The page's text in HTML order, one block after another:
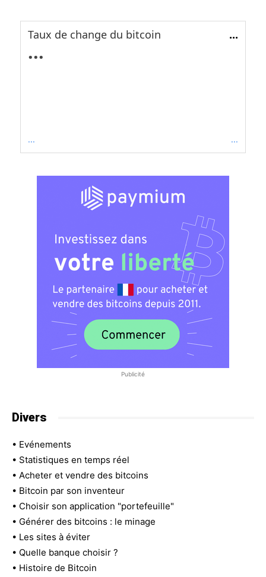
Taux de change du bitcoin ...
...
... ...
Publicité
Divers
• Evénements
• Statistiques en temps réel
• Acheter et vendre des bitcoins
• Bitcoin par son inventeur
• Choisir son application "portefeuille"
• Générer des bitcoins : le minage
• Les sites à éviter
• Quelle banque choisir ?
• Histoire de Bitcoin